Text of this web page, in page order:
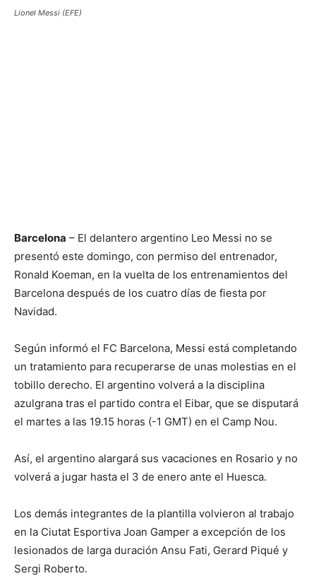
Lionel Messi (EFE)
Barcelona – El delantero argentino Leo Messi no se
presentó este domingo, con permiso del entrenador,
Ronald Koeman, en la vuelta de los entrenamientos del
Barcelona después de los cuatro días de fiesta por
Navidad.
Según informó el FC Barcelona, Messi está completando
un tratamiento para recuperarse de unas molestias en el
tobillo derecho. El argentino volverá a la disciplina
azulgrana tras el partido contra el Eibar, que se disputará
el martes a las 19.15 horas (-1 GMT) en el Camp Nou.
Así, el argentino alargará sus vacaciones en Rosario y no
volverá a jugar hasta el 3 de enero ante el Huesca.
Los demás integrantes de la plantilla volvieron al trabajo
en la Ciutat Esportiva Joan Gamper a excepción de los
lesionados de larga duración Ansu Fati, Gerard Piqué y
Sergi Roberto.